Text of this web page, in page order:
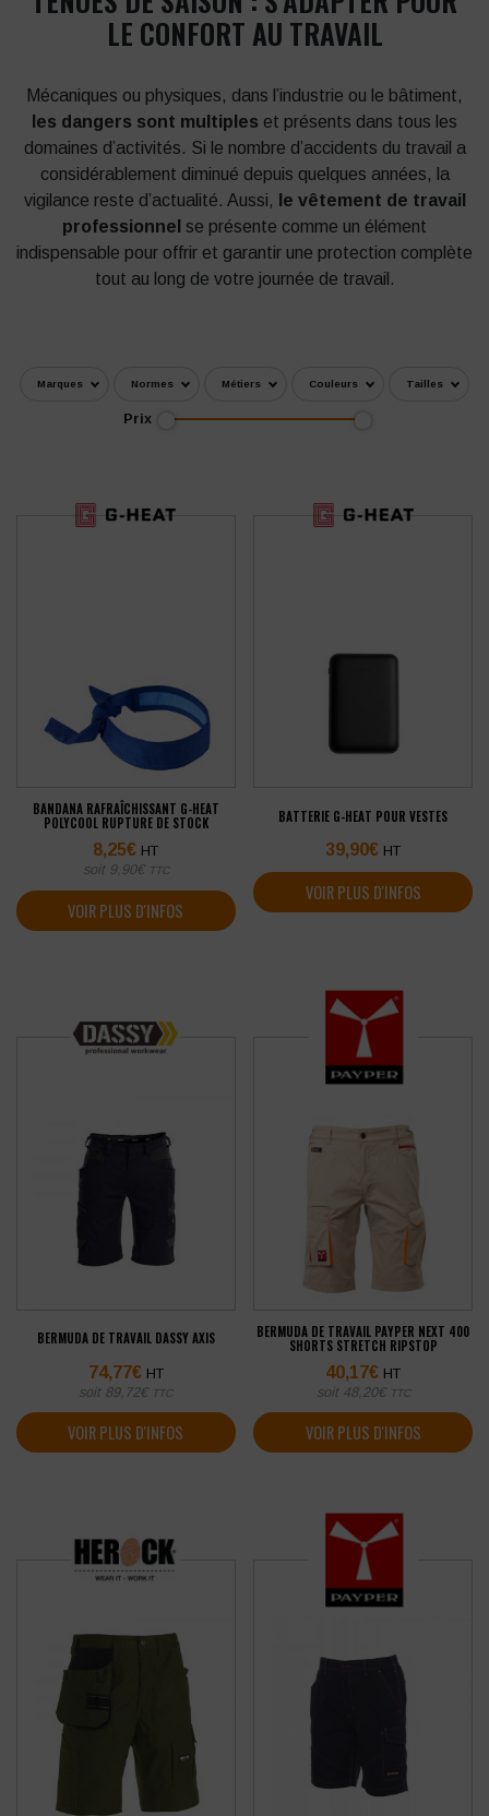
LE CONFORT AU TRAVAIL
Mécaniques ou physiques, dans l’industrie ou le bâtiment,
les dangers sont multiples et présents dans tous les
domaines d’activités. Si le nombre d’accidents du travail a
considérablement diminué depuis quelques années, la
vigilance reste d’actualité. Aussi,
le vêtement de travail
professionnel se présente comme un élément
indispensable pour offrir et garantir une protection complète
tout au long de votre journée de travail.
Marques Normes Métiers Couleurs Tailles
Prix
BANDANA RAFRAÎCHISSANT G-HEAT
POLYCOOL RUPTURE DE STOCK
8,25€ HT
soit 9,90€ TTC
VOIR PLUS D'INFOS
BATTERIE G-HEAT POUR VESTES
39,90€ HT
VOIR PLUS D'INFOS
BERMUDA DE TRAVAIL DASSY AXIS
74,77€ HT
soit 89,72€ TTC
VOIR PLUS D'INFOS
BERMUDA DE TRAVAIL PAYPER NEXT 400
SHORTS STRETCH RIPSTOP
40,17€ HT
soit 48,20€ TTC
VOIR PLUS D'INFOS